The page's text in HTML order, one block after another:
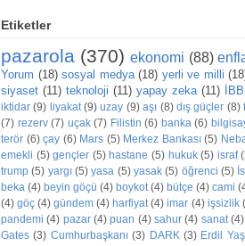
Etiketler
pazarola (370) ekonomi (88)
Yorum (18) sosyal medya (18) yerli ve milli
siyaset (11) teknoloji (11) yapay zeka (11) İBB
iktidar (9) liyakat (9) uzay (9) aşı (8) dış güçler (8)
(7) rezerv (7) uçak (7) Filistin (6) banka (6)
terör (6) çay (6) Mars (5) Merkez Bankası (5)
emekli (5) gençler (5) hastane (5) hukuk (5) israf
trump (5) yargı (5) yasa (5) yasak (5) öğrenci (5)
beka (4) beyin göçü (4) boykot (4) bütçe (4) cami
(4) göç (4) gündem (4) harfiyat (4) imar (4) işsizlik
pandemi (4) pazar (4) puan (4) sahur (4) sanat (4)
Gates (3) Cumhurbaşkanı (3) DARK (3) Erdil